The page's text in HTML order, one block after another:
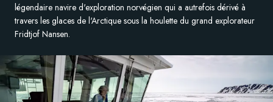
légendaire navire d'exploration norvégien qui a autrefois dérivé à
travers les glaces de l'Arctique sous la houlette du grand explorateur
Fridtjof Nansen.